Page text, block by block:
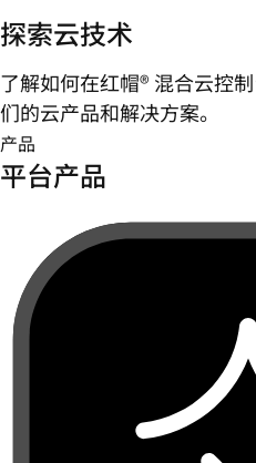
探索云技术
了解如何在红帽® 混合云控
们的云产品和解决方案。
产品
平台产品